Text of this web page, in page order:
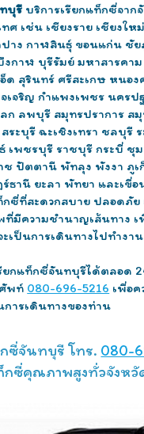
บุรี บริการเรียกแท็กซี่จาก
ทศ เช่น เชียงราย เชียงใ
ปาง กาฬสินธุ์ ขอนแก่น ชั
กาฬ บุรีรัมย์ มหาสารคา
ด สุรินทร์ ศรีสะเกษ หนอ
จเจริญ กำแพงเพชร นคร
ก ลพบุรี สมุทรปราการ สมุ
ระบุรี ฉะเชิงเทรา ชลบุรี
เพชรบุรี ราชบุรี กระบี่ ชุ
ช ปัตตานี พัทลุง พังงา ภูเ
ธานี ยะลา พัทยา และเขื่
กซี่ที่สะดวกสบาย ปลอดภัย
มีความชำนาญเส้นทาง เ
ะเป็นการเดินทางไปทำงา
ยกแท็กซี่จันทบุรีได้ตลอด
พท์ 080-696-5216 เพื่อค
การเดินทางของท่าน
ซี่จันทบุรี โทร. 080-
กซี่คุณภาพสูงทั่วจังหวั